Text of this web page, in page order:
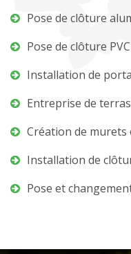
Pose de clôture
Pose de clôture
Installation de
Entreprise de
Création de murets
Installation de
Pose et